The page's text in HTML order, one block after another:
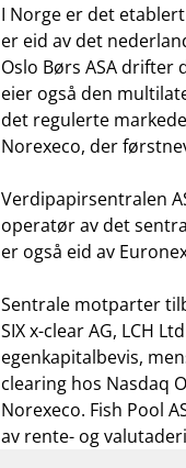
I Norge er det
er eid av det
Oslo Børs ASA drifter
eier også den
det regulerte
Norexeco, der
Verdipapirsentralen
operatør av det
er også eid av
Sentrale motparter
SIX x-clear AG, LCH
egenkapitalbevis,
clearing hos Nasdaq
Norexeco. Fish Pool
av rente- og